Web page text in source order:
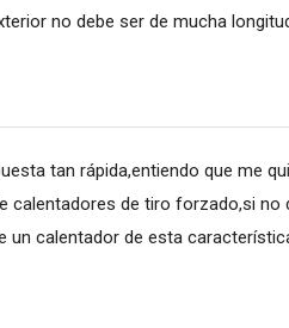
no debe ser de mucha
tan rápida,entiendo que me
calentadores de tiro forzado,si no
un calentador de esta